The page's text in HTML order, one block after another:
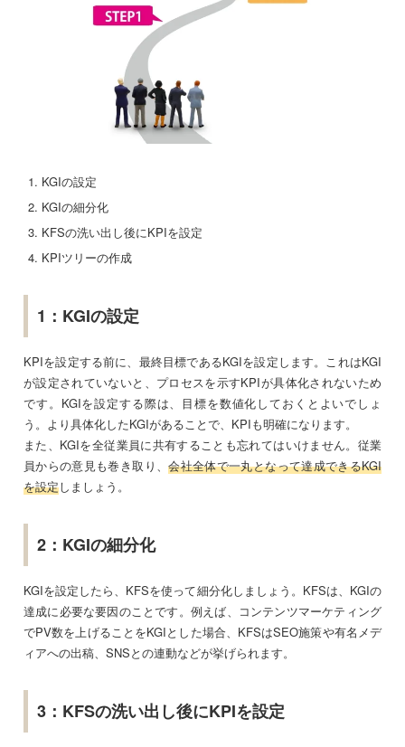
KGIの設定
KGIの細分化
KFSの洗い出し後にKPIを設定
KPIツリーの作成
1：KGIの設定
KPIを設定する前に、最終目標であるKGIを設定します。これはKGI
が設定されていないと、プロセスを示すKPIが具体化されないため
です。KGIを設定する際は、目標を数値化しておくとよいでしょ
う。より具体化したKGIがあることで、KPIも明確になります。
また、KGIを全従業員に共有することも忘れてはいけません。従業
員からの意見も巻き取り、会社全体で一丸となって達成できるKGI
を設定しましょう。
2：KGIの細分化
KGIを設定したら、KFSを使って細分化しましょう。KFSは、KGIの
達成に必要な要因のことです。例えば、コンテンツマーケティング
でPV数を上げることをKGIとした場合、KFSはSEO施策や有名メデ
ィアへの出稿、SNSとの連動などが挙げられます。
3：KFSの洗い出し後にKPIを設定